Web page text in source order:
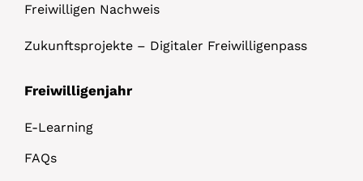
Freiwilligen Nachweis
Zukunftsprojekte – Digitaler Freiwilligenpass
Freiwilligenjahr
E-Learning
FAQs